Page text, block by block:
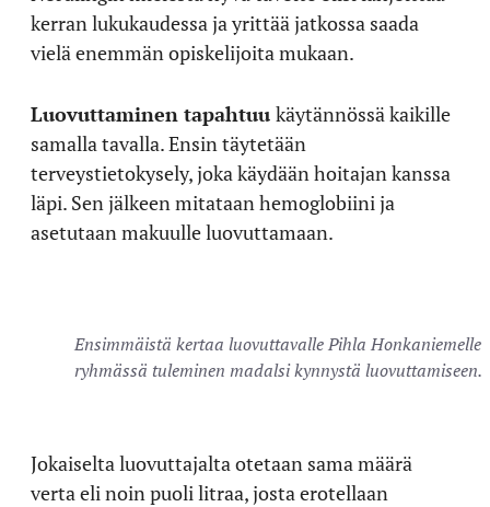
kerran lukukaudessa ja yrittää jatkossa saada
vielä enemmän opiskelijoita mukaan.
Luovuttaminen tapahtuu käytännössä kaikille
samalla tavalla. Ensin täytetään
terveystietokysely, joka käydään hoitajan kanssa
läpi. Sen jälkeen mitataan hemoglobiini ja
asetutaan makuulle luovuttamaan.
Ensimmäistä kertaa luovuttavalle Pihla Honkaniemelle
ryhmässä tuleminen madalsi kynnystä luovuttamiseen.
Jokaiselta luovuttajalta otetaan sama määrä
verta eli noin puoli litraa, josta erotellaan